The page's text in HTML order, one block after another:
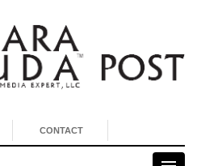
CONTACT